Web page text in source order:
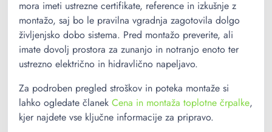
mora imeti ustrezne certifikate, reference in izkušnje z
montažo, saj bo le pravilna vgradnja zagotovila dolgo
življenjsko dobo sistema. Pred montažo preverite, ali
imate dovolj prostora za zunanjo in notranjo enoto ter
ustrezno električno in hidravlično napeljavo.
Za podroben pregled stroškov in poteka montaže si
lahko ogledate članek Cena in montaža toplotne črpalke,
kjer najdete vse ključne informacije za pripravo.